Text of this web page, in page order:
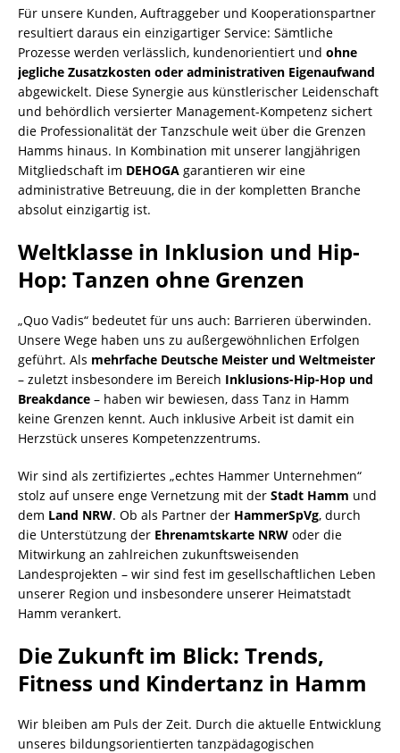
​Für unsere Kunden, Auftraggeber und Kooperationspartner
resultiert daraus ein einzigartiger Service: Sämtliche
Prozesse werden verlässlich, kundenorientiert und ohne
jegliche Zusatzkosten oder administrativen Eigenaufwand
abgewickelt. Diese Synergie aus künstlerischer Leidenschaft
und behördlich versierter Management-Kompetenz sichert
die Professionalität der Tanzschule weit über die Grenzen
Hamms hinaus. In Kombination mit unserer langjährigen
Mitgliedschaft im DEHOGA garantieren wir eine
administrative Betreuung, die in der kompletten Branche
absolut einzigartig ist.
​Weltklasse in Inklusion und Hip-
Hop: Tanzen ohne Grenzen
​„Quo Vadis“ bedeutet für uns auch: Barrieren überwinden.
Unsere Wege haben uns zu außergewöhnlichen Erfolgen
geführt. Als mehrfache Deutsche Meister und Weltmeister
– zuletzt insbesondere im Bereich Inklusions-Hip-Hop und
Breakdance – haben wir bewiesen, dass Tanz in Hamm
keine Grenzen kennt. Auch inklusive Arbeit ist damit ein
Herzstück unseres Kompetenzzentrums.
​Wir sind als zertifiziertes „echtes Hammer Unternehmen“
stolz auf unsere enge Vernetzung mit der Stadt Hamm und
dem Land NRW. Ob als Partner der HammerSpVg, durch
die Unterstützung der Ehrenamtskarte NRW oder die
Mitwirkung an zahlreichen zukunftsweisenden
Landesprojekten – wir sind fest im gesellschaftlichen Leben
unserer Region und insbesondere unserer Heimatstadt
Hamm verankert.
​Die Zukunft im Blick: Trends,
Fitness und Kindertanz in Hamm
​Wir bleiben am Puls der Zeit. Durch die aktuelle Entwicklung
unseres bildungsorientierten tanzpädagogischen